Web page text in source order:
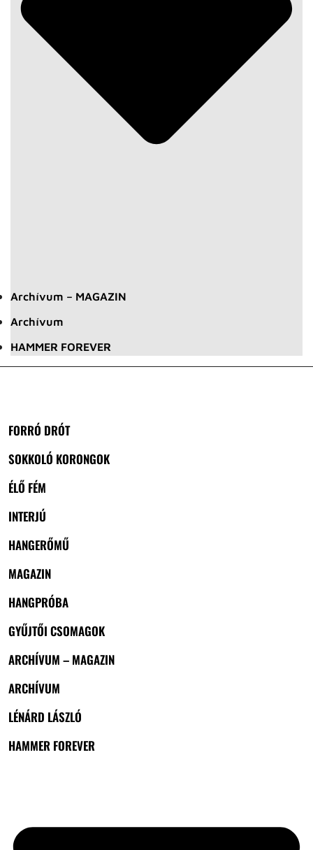
Archívum – MAGAZIN
Archívum
HAMMER FOREVER
FORRÓ DRÓT
SOKKOLÓ KORONGOK
ÉLŐ FÉM
INTERJÚ
HANGERŐMŰ
MAGAZIN
HANGPRÓBA
GYŰJTŐI CSOMAGOK
ARCHÍVUM – MAGAZIN
ARCHÍVUM
LÉNÁRD LÁSZLÓ
HAMMER FOREVER